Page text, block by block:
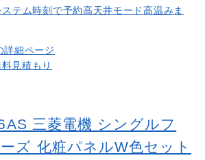
ステム時刻で予約高天井モード高温みま
三菱電機 シングルフ
ズ 化粧パネルW色セット